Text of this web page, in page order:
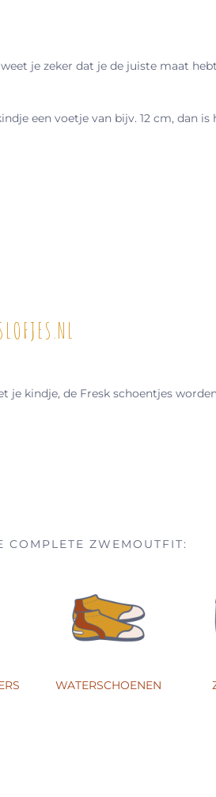
je zeker dat je de juiste maat
een voetje van bijv. 12 cm, dan
je kindje, de Fresk schoentjes
COMPLETE ZWEMOUTFIT:
WATERSCHOENEN